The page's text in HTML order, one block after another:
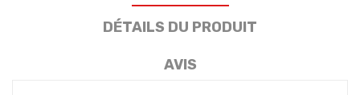
DÉTAILS DU PRODUIT
AVIS